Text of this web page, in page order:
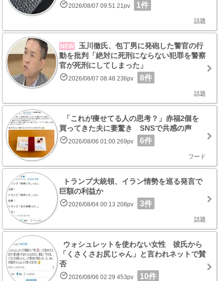
2026/08/07 09:51 21pv 1件
話題
NEW
玉川徹氏、包丁男に発砲した警官の行
動を批判「絶対に死刑にならない犯罪を警察
官が死刑にしてしまった」
2026/08/07 08:48 236pv 8件
話題
「これが痩せてる人の思考？」赤福2個を
買ってきた夫に妻驚き SNSで共感の声
2026/08/06 01:00 269pv 6件
フード
トランプ大統領、イラン情勢を巡る発言で
巨額の利益か
2026/08/04 00:13 208pv 3件
話題
ウォシュレットを使わない女性 彼氏から
「くさくさお尻じゃん」と言われネットで賛
否
2026/08/06 02:29 453pv 10件